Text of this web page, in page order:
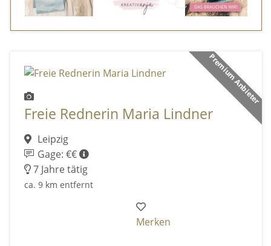
Premium Anbieter
Freie Rednerin Maria Lindner
Leipzig
Gage: €€
7 Jahre tätig
ca. 9 km entfernt
Merken